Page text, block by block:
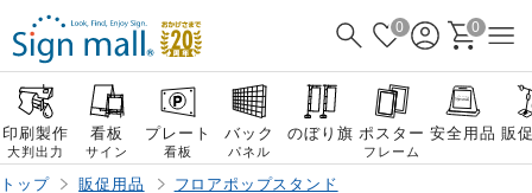
0 0
印刷製作
大判出力
看板
サイン
プレート
看板
バック
パネル
のぼり旗 ポスター
フレーム
安全用品 販
トップ 販促用品 フロアポップスタンド